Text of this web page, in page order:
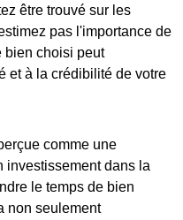
être trouvé sur les
pas l'importance de
bien choisi peut
et à la crédibilité de votre
comme une
investissement dans la
le temps de bien
non seulement